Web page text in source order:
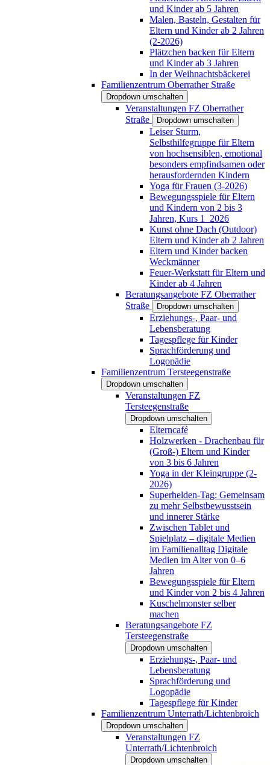
und Kinder ab 5 Jahren
Malen, Basteln, Gestalten für
Eltern und Kinder ab 2 Jahren
(2-2026)
Plätzchen backen für Eltern
und Kinder ab 3 Jahren
In der Weihnachtsbäckerei
Familienzentrum Oberrather Straße
Dropdown umschalten
Veranstaltungen FZ Oberrather
Straße
Dropdown umschalten
Leiser Sturm,
Selbsthilfegruppe für Eltern
von hochsensiblen, emotional
besonders empfindsamen oder
herausfordernden Kindern
Yoga für Frauen (3-2026)
Bewegungsspiele für Eltern
und Kindern von 2 bis 3
Jahren, Kurs 1_2026
Kunst ohne Dach (Outdoor)
Eltern und Kinder ab 2 Jahren
Eltern und Kinder backen
Weckmänner
Feuer-Werkstatt für Eltern und
Kinder ab 4 Jahren
Beratungsangebote FZ Oberrather
Straße
Dropdown umschalten
Erziehungs-, Paar- und
Lebensberatung
Tagespflege für Kinder
Sprachförderung und
Logopädie
Familienzentrum Tersteegenstraße
Dropdown umschalten
Veranstaltungen FZ
Tersteegenstraße
Dropdown umschalten
Elterncafé
Holzwerken - Drachenbau für
(Groß-) Eltern und Kinder
von 3 bis 6 Jahren
Yoga in der Kleingruppe (2-
2026)
Superhelden-Tag: Gemeinsam
zu mehr Selbstbewusstsein
und innerer Stärke
Zwischen Tablet und
Spielplatz – digitale Medien
im Familienalltag Digitale
Medien im Alter von 0–6
Jahren
Bewegungsspiele für Eltern
und Kinder von 2 bis 4 Jahren
Kuschelmonster selber
machen
Beratungsangebote FZ
Tersteegenstraße
Dropdown umschalten
Erziehungs-, Paar- und
Lebensberatung
Sprachförderung und
Logopädie
Tagespflege für Kinder
Familienzentrum Unterrath/Lichtenbroich
Dropdown umschalten
Veranstaltungen FZ
Unterrath/Lichtenbroich
Dropdown umschalten